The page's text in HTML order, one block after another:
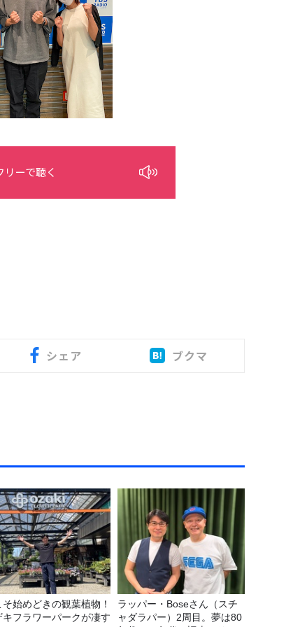
リーで聴く
シェア ブクマ
そ始めどきの観葉植物！
キフラワーパークが凄す
ラッパー・Boseさん（スチ
ャダラパー）2周目。夢は80